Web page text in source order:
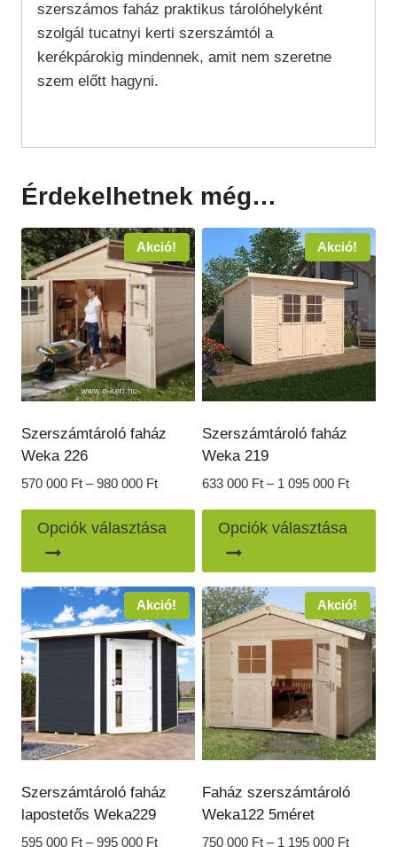
szerszámos faház praktikus tárolóhelyként
szolgál tucatnyi kerti szerszámtól a
kerékpárokig mindennek, amit nem szeretne
szem előtt hagyni.
Érdekelhetnek még…
Akció!
Szerszámtároló faház
Weka 226
570 000 Ft – 980 000 FtÁrtartomány:
000 Ft
000 Ft
Opciók választása
Ennek
terméknek
több
variációja
van.
A
változatok
a
termékoldalon
választhatók
ki
Akció!
Szerszámtároló faház
Weka 219
633 000 Ft – 1 095 000 Ft
095
000 Ft
Opciók választása
A
Akció!
Szerszámtároló faház
lapostetős Weka229
595 000 Ft – 995 000 FtÁrtartomány:
Akció!
Faház szerszámtároló
Weka122 5méret
750 000 Ft – 1 195 000 Ft